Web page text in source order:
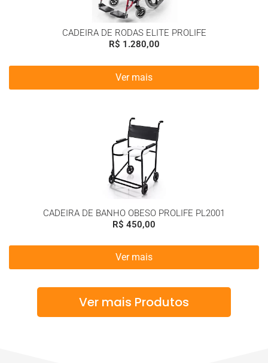
CADEIRA DE RODAS ELITE PROLIFE
R$ 1.280,00
Ver mais
CADEIRA DE BANHO OBESO PROLIFE PL2001
R$ 450,00
Ver mais
Ver mais Produtos